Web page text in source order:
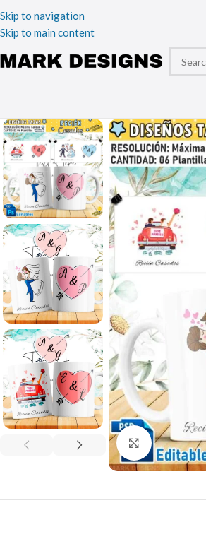
Skip to navigation
Skip to main content
Click to